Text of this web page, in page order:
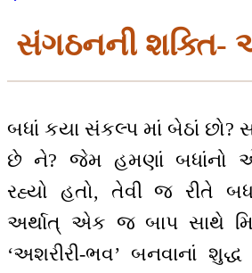
સંગઠનની શક્તિ-
બધાં કયા સંકલ્પ માં બેઠાં છો?
છે ને? જેમ હમણાં બધાંનો
રહ્યો હતો, તેવી જ રીતે
અર્થાત્ એક જ બાપ સાથે
‘અશરીરી-ભવ’ બનવાનાં